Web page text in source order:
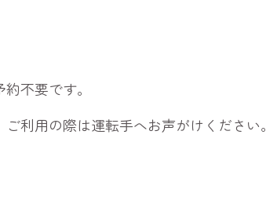
不要です。
利用の際は運転手へお声がけください。